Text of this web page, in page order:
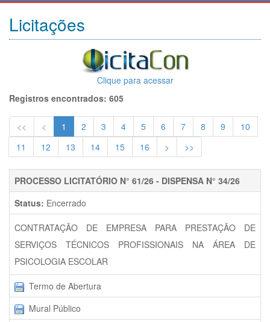
Licitações
Clique para acessar
Registros encontrados: 605
<< < 1 2 3 4 5 6 7 8 9
10
11
12 13 14 15 16 > >>
PROCESSO LICITATÓRIO N° 61/26 - DISPENSA N° 34/26
Status: Encerrado
CONTRATAÇÃO DE EMPRESA PARA PRESTAÇÃO DE
SERVIÇOS TÉCNICOS PROFISSIONAIS NA ÁREA DE
PSICOLOGIA ESCOLAR
Termo de Abertura
Mural Público